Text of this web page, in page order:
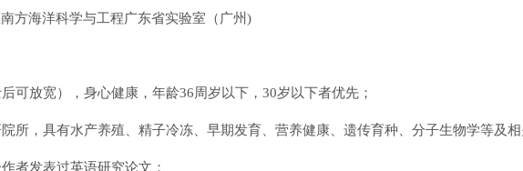
方海洋科学与工程广东省实验室（广州)
可放宽），身心健康，年龄36周岁以下，30岁以下者优先；
所，具有水产养殖、精子冷冻、早期发育、营养健康、遗传育种、分子生物学等及相
者发表过英语研究论文；